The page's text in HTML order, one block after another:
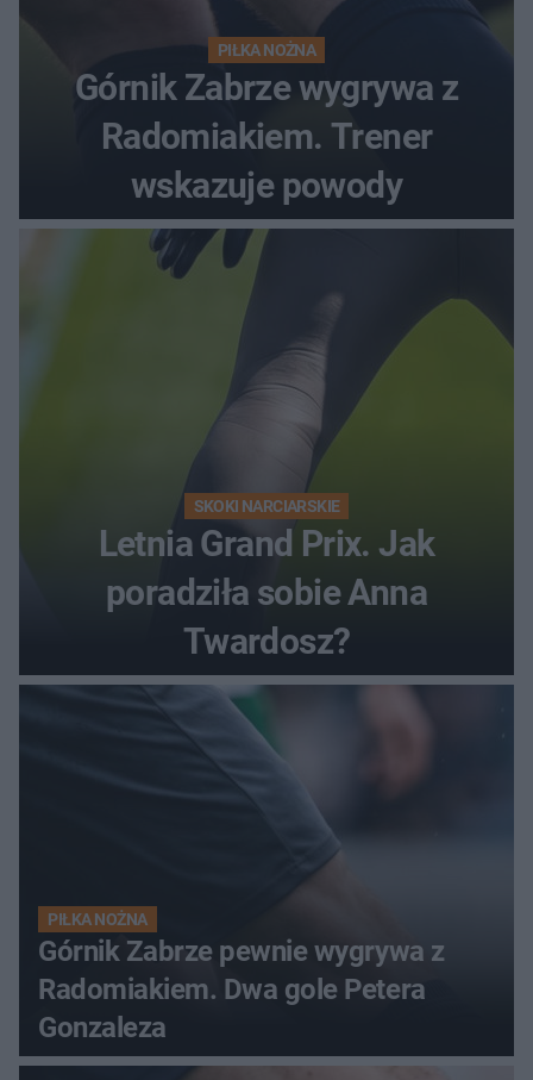
PIŁKA NOŻNA
Górnik Zabrze wygrywa z
Radomiakiem. Trener
wskazuje powody
SKOKI NARCIARSKIE
Letnia Grand Prix. Jak
poradziła sobie Anna
Twardosz?
PIŁKA NOŻNA
Górnik Zabrze pewnie wygrywa z
Radomiakiem. Dwa gole Petera
Gonzaleza